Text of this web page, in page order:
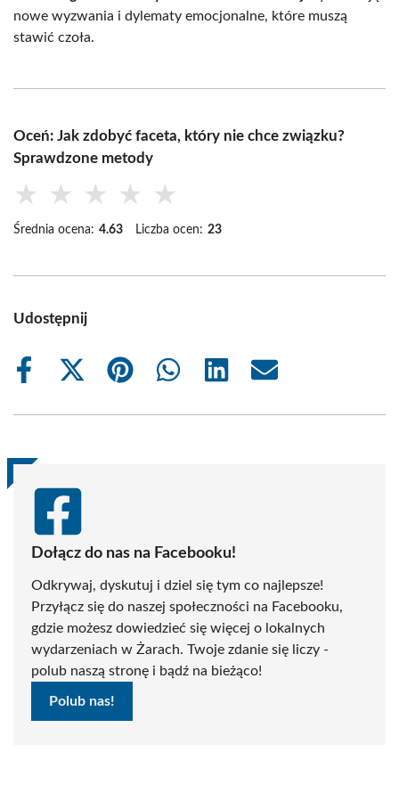
nowe wyzwania i dylematy emocjonalne, które muszą
stawić czoła.
Oceń: Jak zdobyć faceta, który nie chce związku?
Sprawdzone metody
★ ★ ★ ★ ★
Średnia ocena: 4.63 Liczba ocen: 23
Udostępnij
Share
Share
(Twitter)
Share
Share
Share
Share
Dołącz do nas na Facebooku!
Odkrywaj, dyskutuj i dziel się tym co najlepsze!
Przyłącz się do naszej społeczności na Facebooku,
gdzie możesz dowiedzieć się więcej o lokalnych
wydarzeniach w Żarach. Twoje zdanie się liczy -
polub naszą stronę i bądź na bieżąco!
Polub nas!